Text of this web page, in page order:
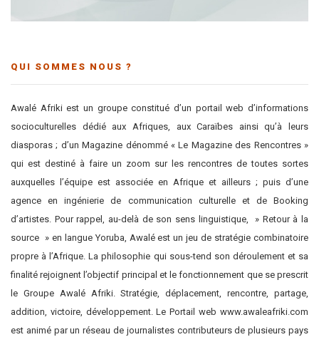
QUI SOMMES NOUS ?
Awalé Afriki est un groupe constitué d’un portail web d’informations
socioculturelles dédié aux Afriques, aux Caraïbes ainsi qu’à leurs
diasporas ; d’un Magazine dénommé « Le Magazine des Rencontres »
qui est destiné à faire un zoom sur les rencontres de toutes sortes
auxquelles l’équipe est associée en Afrique et ailleurs ; puis d’une
agence en ingénierie de communication culturelle et de Booking
d’artistes. Pour rappel, au-delà de son sens linguistique, » Retour à la
source » en langue Yoruba, Awalé est un jeu de stratégie combinatoire
propre à l’Afrique. La philosophie qui sous-tend son déroulement et sa
finalité rejoignent l’objectif principal et le fonctionnement que se prescrit
le Groupe Awalé Afriki. Stratégie, déplacement, rencontre, partage,
addition, victoire, développement. Le Portail web www.awaleafriki.com
est animé par un réseau de journalistes contributeurs de plusieurs pays